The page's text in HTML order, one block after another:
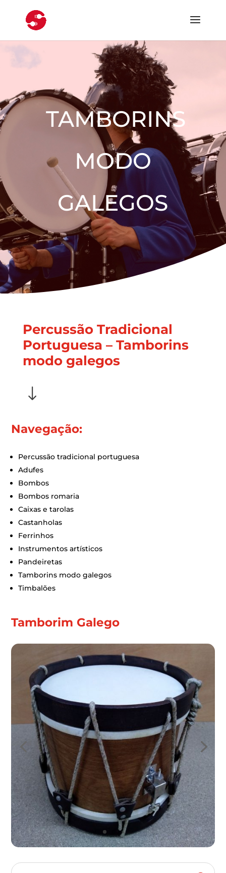
TAMBORINS
MODO
GALEGOS
Percussão Tradicional
Portuguesa – Tamborins
modo galegos
"
Navegação:
Percussão tradicional portuguesa
Adufes
Bombos
Bombos romaria
Caixas e tarolas
Castanholas
Ferrinhos
Instrumentos artísticos
Pandeiretas
Tamborins modo galegos
Timbalões
Tamborim Galego